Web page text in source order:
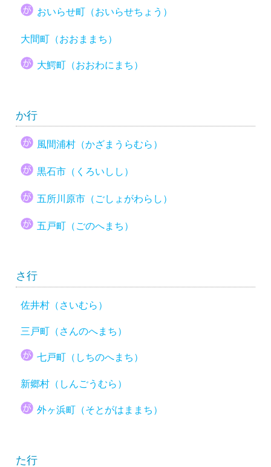
おいらせ町（おいらせちょう）
大間町（おおままち）
大鰐町（おおわにまち）
か行
風間浦村（かざまうらむら）
黒石市（くろいしし）
五所川原市（ごしょがわらし）
五戸町（ごのへまち）
さ行
佐井村（さいむら）
三戸町（さんのへまち）
七戸町（しちのへまち）
新郷村（しんごうむら）
外ヶ浜町（そとがはままち）
た行